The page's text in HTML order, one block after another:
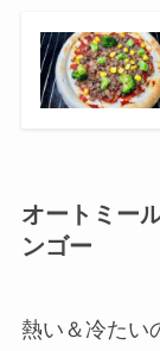
オートミー
ンゴー
熱い＆冷たい